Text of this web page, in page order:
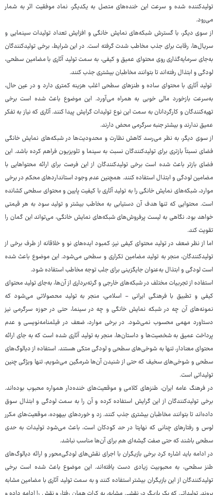
تولیدکننده شده و سرعت این خنده‌های متصل به یکدیگر، نماد موفقیت اثر به شمار
می‌رود.
از سوی دیگر، با گسترش شبکه‌های نمایش خانگی و افزایش تعداد تولیدات سینمایی و
سریال‌ها، رقابت برای جذب مخاطب شدت گرفته است. در این شرایط، برخی تولیدکنندگان
به‌جای سرمایه‌گذاری روی محتوای عمیق و کیفی، به سمت تولید آثاری با مضامین سطحی،
لودگی و ابتذال رفته‌اند تا بتوانند مخاطبان بیشتری جذب کنند.
تولید آثاری با محتوای ساده و طنزهای سطحی اغلب هزینه کمتری دارد و در عین حال،
به‌سرعت بازخورد مالی خوبی به همراه می‌آورد. این موضوع باعث شده است برخی
تهیه‌کنندگان و کارگردانان به سمت این نوع تولیدات گرایش پیدا کنند. آثاری که نیاز به تفکر
عمیق ندارند و بیشتر جنبه سرگرمی محض دارند.
از سوی دیگر، به نظر می‌رسد کاهش نظارت و محدودیت‌ها در شبکه‌های نمایش خانگی
فضای نسبتاً بازتری برای تولیدکنندگان نسبت به سینما و تلویزیون فراهم کرده باشد. این
فضای بازتر باعث شده است برخی تولیدکنندگان از این فرصت برای ارائه محتواهایی با
مضامین لودگی و ابتذال استفاده کنند. همچنین عدم وجود استانداردهای محکم در برخی
موارد، شبکه‌های نمایش خانگی را به تولید آثاری با کیفیت پایین و محتوای سطحی کشانده
است. محتوایی که تنها هدف آن دستیابی به مخاطب بیشتر و تولید سود به هر قیمتی
خواهد بود. نگاهی به لیست پرفروش‌های شبکه‌های نمایش خانگی، می‌تواند این گمان را
تقویت کند.
اما از نظر ضعف در تولید محتوای کیفی نیز، کمبود ایده‌های نو و خلاقانه از طرف برخی از
تولیدکنندگان، منجر به تولید مضامین تکراری و سطحی می‌شود. این موضوع باعث شده
است لودگی و ابتذال به‌عنوان جایگزینی برای جلب توجه مخاطب استفاده شود.
استفاده از تجربیات مختلف در شبکه‌های خارجی و گرته‌برداری از آن‌ها، به‌جای تولید محتوای
کیفی و تطبیق با فرهنگی ایرانی - اسلامی، منجر به تولید محصولاتی می‌شود که
نمونه‌های آن چه در شبکه نمایش خانگی و چه در سینما، حتی در حوزه سرگرمی نیز
دستاورد مهمی محسوب نمی‌شود. در برخی موارد، ضعف در فیلمنامه‌نویسی و عدم
پرداخت عمیق به شخصیت‌ها و داستان‌ها، منجر به تولید آثاری شده است که به جای ارائه
محتوای معنادار، تنها به شوخی‌های سطحی و لودگی متکی هستند. استفاده از دیالوگ‌های
سطحی و شوخی‌های سخیف که حتی از شنیدن آن‌ها شرمگین می‌شویم، تنها ویژگی چنین
تولیداتی است.
در فرهنگ عامه ایران، طنزهای کلامی و موقعیت‌های خنده‌دار همواره محبوب بوده‌اند.
برخی تولیدکنندگان از این گرایش استفاده کرده و آن را به سمت لودگی و ابتذال سوق
داده‌اند تا بتوانند مخاطبان بیشتری جذب کنند. زد و خوردهای بیهوده، موقعیت‌های مکرر
لوس و رفتارهای چنانی که نهایتا در حد کودکان است، باعث می‌شود تولیدات به حدی
سطحی باشند که حتی صفت گیشه‌ای هم برای آن‌ها مناسب نباشد.
در ادامه باید اشاره کرد برخی بازیگران با اجرای نقش‌های لودگی‌محور و ارائه دیالوگ‌های
طنز سطحی، به محبوبیت زیادی دست یافته‌اند. این موضوع باعث شده است برخی
تولیدکنندگان از این بازیگران بیشتر استفاده کنند و به سمت تولید آثاری با مضامین مشابه